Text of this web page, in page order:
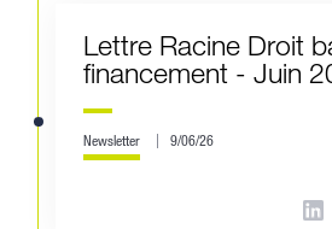
Lettre Racine Droit
financement - Juin
Newsletter 9/06/26